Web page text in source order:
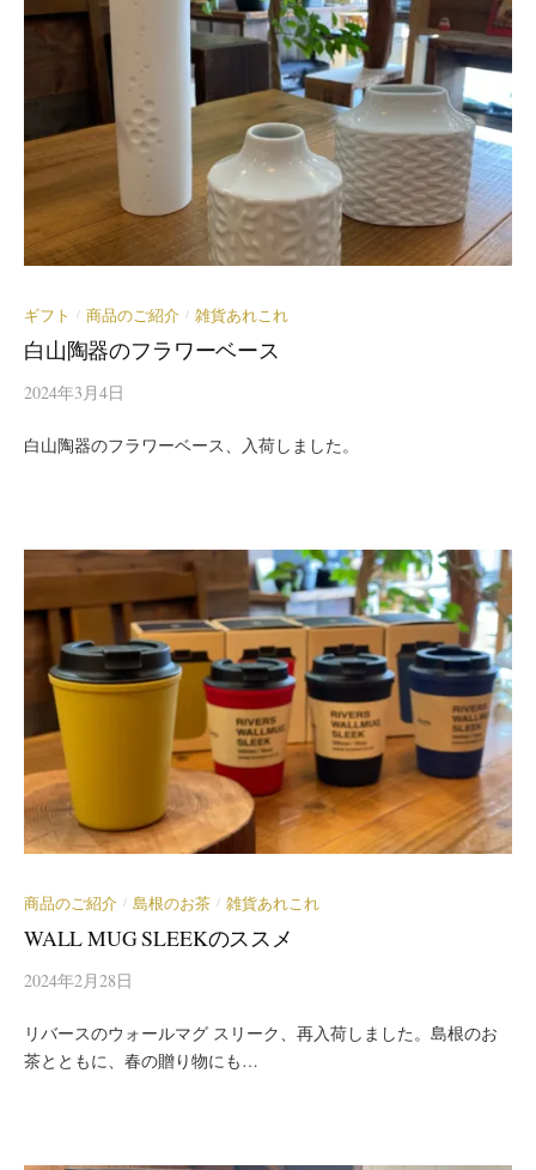
ギフト / 商品のご紹介 / 雑貨あれこれ
白山陶器のフラワーベース
2024年3月4日
白山陶器のフラワーベース、入荷しました。
商品のご紹介 / 島根のお茶 / 雑貨あれこれ
WALL MUG SLEEKのススメ
2024年2月28日
リバースのウォールマグ スリーク、再入荷しました。島根のお
茶とともに、春の贈り物にも…